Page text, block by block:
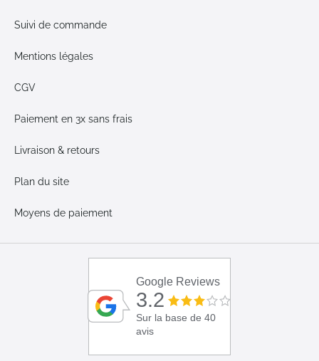
Suivi de commande
Mentions légales
CGV
Paiement en 3x sans frais
Livraison & retours
Plan du site
Moyens de paiement
Google Reviews
3.2
Sur la base de 40
avis